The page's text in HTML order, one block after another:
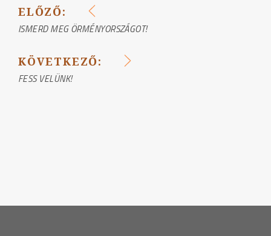
BEJEGYZÉS
NAVIGÁCIÓ
ELŐZŐ:
ISMERD MEG ÖRMÉNYORSZÁGOT!
KÖVETKEZŐ:
FESS VELÜNK!